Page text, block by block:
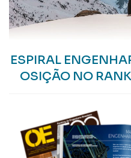
ESPIRAL
OSIÇÃO NO